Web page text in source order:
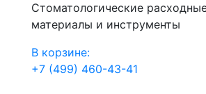
Стоматологические
материалы и инструменты
В корзине:
+7 (499) 460-43-41